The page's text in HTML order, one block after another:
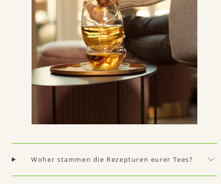
Woher stammen die Rezepturen eurer Tees?